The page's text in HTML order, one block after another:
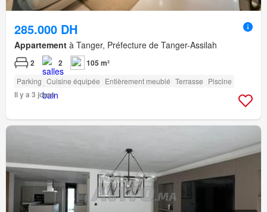
285.000 DH
Appartement à Tanger, Préfecture de Tanger-Assilah
2 2 105 m²
Parking Cuisine équipée Entièrement meublé Terrasse Piscine
Il y a 3 jours